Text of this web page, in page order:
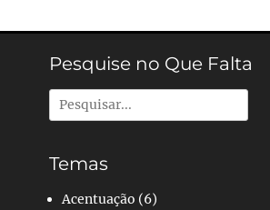
Pesquise no Que Falta
Pesquisar
por:
Temas
Acentuação (6)